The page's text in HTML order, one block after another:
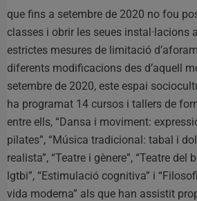
que fins a setembre de 2020 no fou
classes i obrir les seues instal·lacions
estrictes mesures de limitació
diferents modificacions des d’aquell
setembre de 2020, este espai
ha programat 14 cursos i tallers de
entre ells, “Dansa i moviment:
pilates”, “Música tradicional: tabal i
realista”, “Teatre i gènere”, “Teatre del
lgtbi”, “Estimulació cognitiva” i
vida moderna” als que han assistit